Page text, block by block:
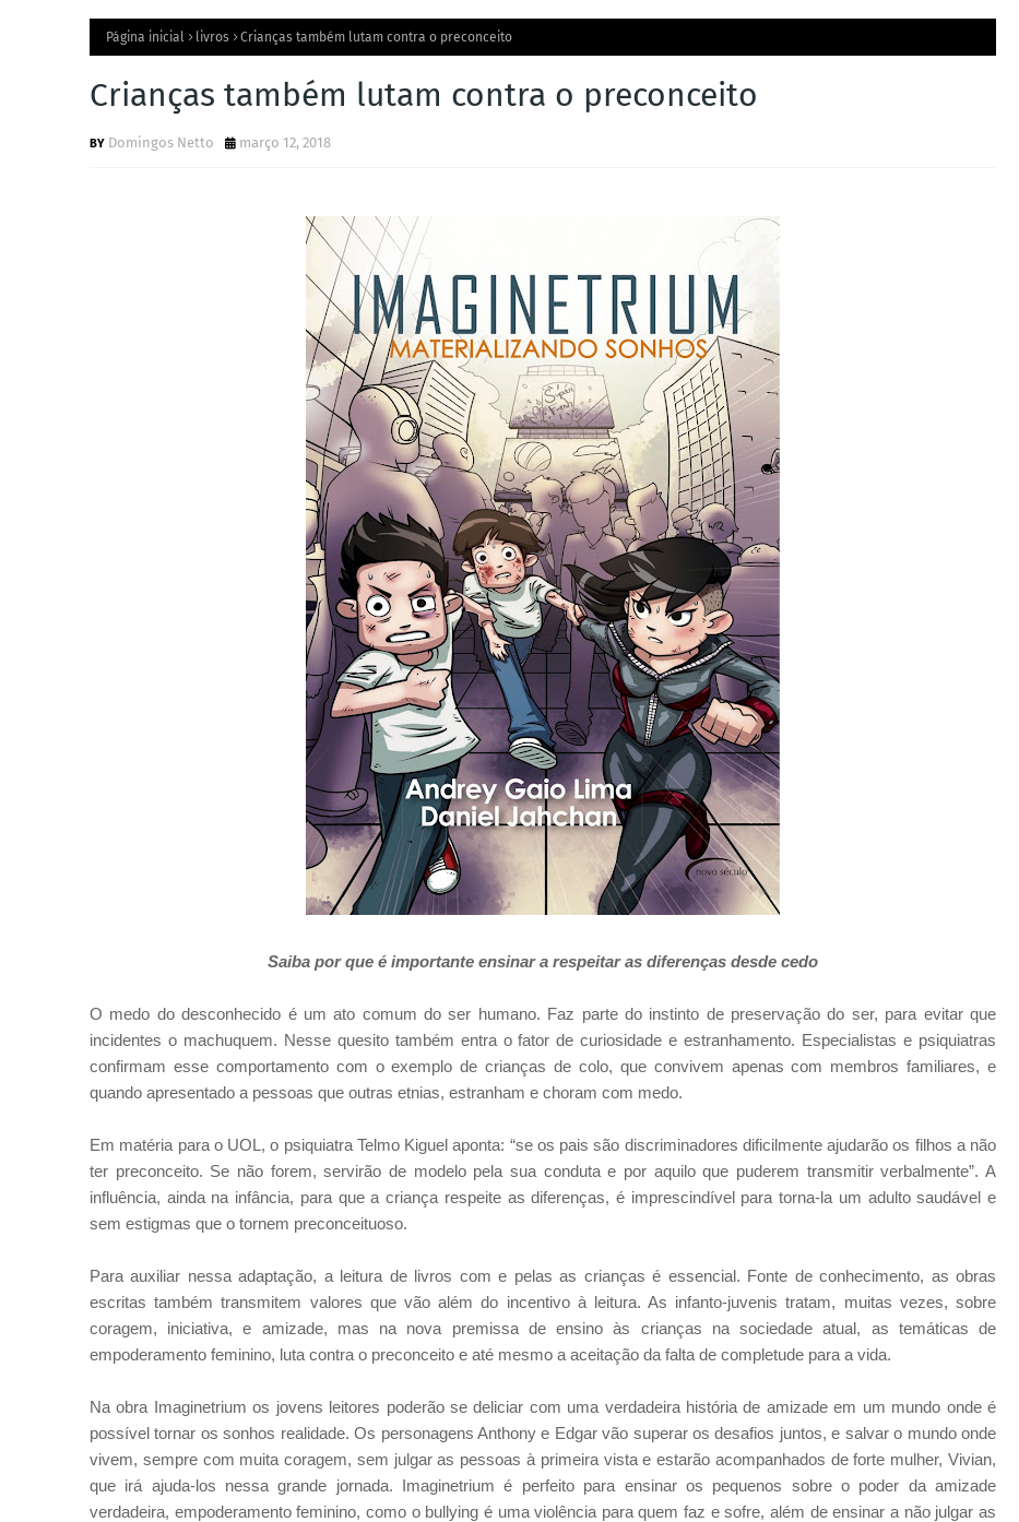
Página inicial livros Crianças também lutam contra o preconceito
Crianças também lutam contra o preconceito
Domingos Netto março 12, 2018
Saiba por que é importante ensinar a respeitar as diferenças desde cedo
O medo do desconhecido é um ato comum do ser humano. Faz parte do instinto de preservação do ser, para evitar que
incidentes o machuquem. Nesse quesito também entra o fator de curiosidade e estranhamento. Especialistas e psiquiatras
confirmam esse comportamento com o exemplo de crianças de colo, que convivem apenas com membros familiares, e
quando apresentado a pessoas que outras etnias, estranham e choram com medo.
Em matéria para o UOL, o psiquiatra Telmo Kiguel aponta: “se os pais são discriminadores dificilmente ajudarão os filhos a não
ter preconceito. Se não forem, servirão de modelo pela sua conduta e por aquilo que puderem transmitir verbalmente”. A
influência, ainda na infância, para que a criança respeite as diferenças, é imprescindível para torna-la um adulto saudável e
sem estigmas que o tornem preconceituoso.
Para auxiliar nessa adaptação, a leitura de livros com e pelas as crianças é essencial. Fonte de conhecimento, as obras
escritas também transmitem valores que vão além do incentivo à leitura. As infanto-juvenis tratam, muitas vezes, sobre
coragem, iniciativa, e amizade, mas na nova premissa de ensino às crianças na sociedade atual, as temáticas de
empoderamento feminino, luta contra o preconceito e até mesmo a aceitação da falta de completude para a vida.
Na obra Imaginetrium os jovens leitores poderão se deliciar com uma verdadeira história de amizade em um mundo onde é
possível tornar os sonhos realidade. Os personagens Anthony e Edgar vão superar os desafios juntos, e salvar o mundo onde
vivem, sempre com muita coragem, sem julgar as pessoas à primeira vista e estarão acompanhados de forte mulher, Vivian,
que irá ajuda-los nessa grande jornada. Imaginetrium é perfeito para ensinar os pequenos sobre o poder da amizade
verdadeira, empoderamento feminino, como o bullying é uma violência para quem faz e sofre, além de ensinar a não julgar as